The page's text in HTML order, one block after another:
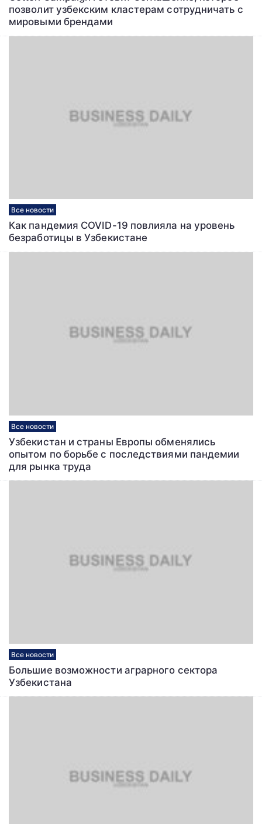
позволит узбекским кластерам сотрудничать с
мировыми брендами
Все новости
Как пандемия COVID-19 повлияла на уровень
безработицы в Узбекистане
Все новости
Узбекистан и страны Европы обменялись
опытом по борьбе с последствиями пандемии
для рынка труда
Все новости
Большие возможности аграрного сектора
Узбекистана